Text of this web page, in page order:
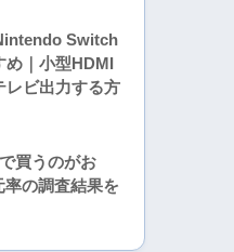
Switch
め｜小型HDMI
レビ出力する方
買うのがお
の調査結果を